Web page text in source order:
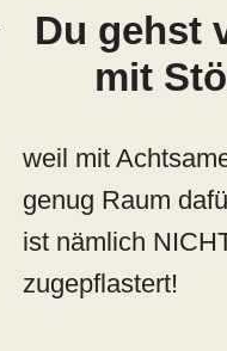
Du gehst
mit
weil mit
genug Raum
ist nämlich
zugepflastert!